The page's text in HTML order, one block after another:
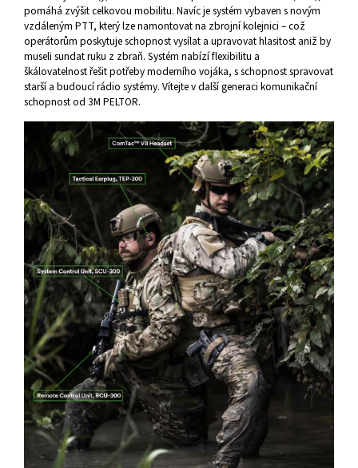
pomáhá zvýšit celkovou mobilitu. Navíc je systém vybaven s novým
vzdáleným PTT, který lze namontovat na zbrojní kolejnici – což
operátorům poskytuje schopnost vysílat a upravovat hlasitost aniž by
museli sundat ruku z zbraň. Systém nabízí flexibilitu a
škálovatelnost řešit potřeby moderního vojáka, s schopnost spravovat
starší a budoucí rádio systémy. Vítejte v další generaci komunikační
schopnost od 3M PELTOR.